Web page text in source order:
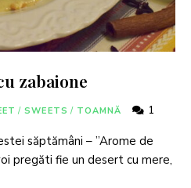
zabaione
/ SWEETS / TOAMNĂ 1
săptămâni – ”Arome de
pregăti fie un desert cu mere,